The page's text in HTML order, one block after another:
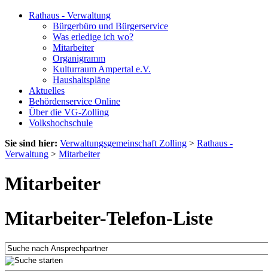
Rathaus - Verwaltung
Bürgerbüro und Bürgerservice
Was erledige ich wo?
Mitarbeiter
Organigramm
Kulturraum Ampertal e.V.
Haushaltspläne
Aktuelles
Behördenservice Online
Über die VG-Zolling
Volkshochschule
Sie sind hier: Verwaltungsgemeinschaft Zolling > Rathaus -
Verwaltung > Mitarbeiter
Mitarbeiter
Mitarbeiter-Telefon-Liste